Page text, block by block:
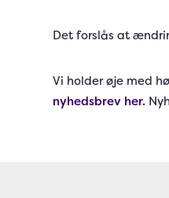
Det forslås at
Vi holder øje med
nyhedsbrev her.